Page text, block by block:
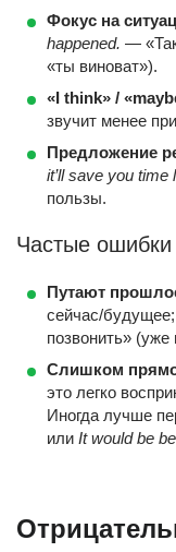
Фокус на
happened. —
«ты виноват»).
«I think» /
звучит менее
Предложение
it’ll save you time
пользы.
Частые
Путают
сейчас/будущее;
позвонить» (уже
Слишком
это легко
Иногда лучше
или It would be